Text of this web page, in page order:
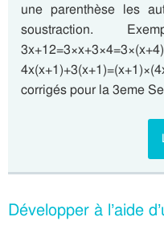
une parenthèse les
soustraction.
corrigés pour la 3eme
Développer à l’aide